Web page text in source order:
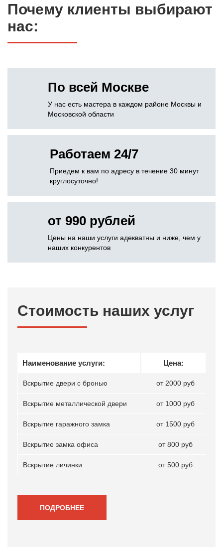
Почему клиенты выбирают
нас:
По всей Москве
У нас есть мастера в каждом районе Москвы и
Московской области
Работаем 24/7
Приедем к вам по адресу в течение 30 минут
круглосуточно!
от 990 рублей
Цены на наши услуги адекватны и ниже, чем у
наших конкурентов
Стоимость наших услуг
Наименование услуги: Цена:
Вскрытие двери с бронью от 2000 руб
Вскрытие металлической двери от 1000 руб
Вскрытие гаражного замка от 1500 руб
Вскрытие замка офиса от 800 руб
Вскрытие личинки от 500 руб
ПОДРОБНЕЕ